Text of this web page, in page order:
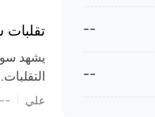
--
--
سابقًا.
عدم
إضافي.
تقلبات
يشهد
علي --